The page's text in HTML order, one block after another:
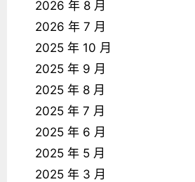
2026 年 8 月
2026 年 7 月
2025 年 10 月
2025 年 9 月
2025 年 8 月
2025 年 7 月
2025 年 6 月
2025 年 5 月
2025 年 3 月